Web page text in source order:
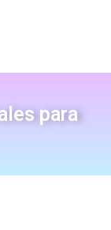
para